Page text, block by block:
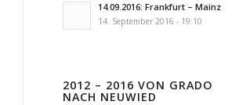
14.09.2016: Frankfurt – Mainz
14. September 2016 - 19:10
2012 – 2016 VON GRADO
NACH NEUWIED